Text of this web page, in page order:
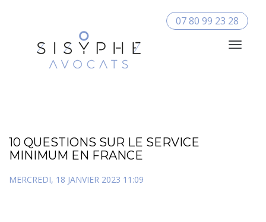
07 80 99 23 28
Toggle
10 QUESTIONS SUR LE SERVICE
MINIMUM EN FRANCE
MERCREDI, 18 JANVIER 2023 11:09